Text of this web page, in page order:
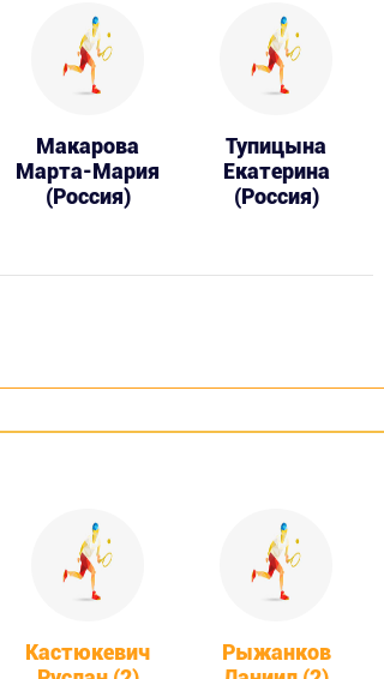
Макарова
Марта-Мария
(Россия)
Тупицына
Екатерина
(Россия)
Кастюкевич
Рыжанков